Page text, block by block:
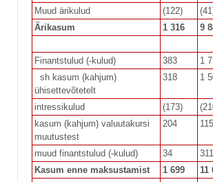
Muud ärikulud
(122)
Ärikasum
1 316 9
Finantstulud (-kulud) 383 1
sh kasum (kahjum)
ühisettevõtetelt
318 1
intressikulud (173)
kasum (kahjum) valuutakursi
muutustest
204 115
muud finantstulud (-kulud) 34 311
Kasum enne maksustamist
1 699 11